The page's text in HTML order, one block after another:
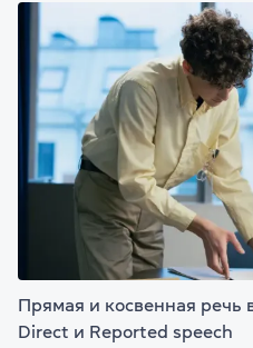
Прямая и косвенная речь
Direct и Reported speech